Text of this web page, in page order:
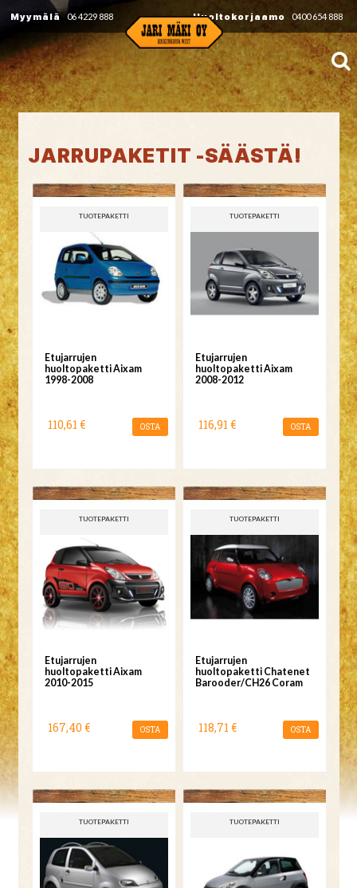
Myymälä 06 4229 888 Huoltokorjaamo 0400 654 888
JARRUPAKETIT -SÄÄSTÄ!
TUOTEPAKETTI
Etujarrujen
huoltopaketti Aixam
1998-2008
110,61 € OSTA
TUOTEPAKETTI
Etujarrujen
huoltopaketti Aixam
2008-2012
116,91 € OSTA
TUOTEPAKETTI
Etujarrujen
huoltopaketti Aixam
2010-2015
167,40 € OSTA
TUOTEPAKETTI
Etujarrujen
huoltopaketti Chatenet
Barooder/CH26 Coram
118,71 € OSTA
TUOTEPAKETTI TUOTEPAKETTI